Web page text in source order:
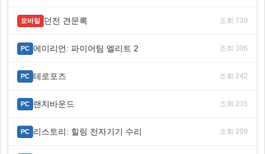
모바일 던전 견문록 조회 739
PC 에이리언: 파이어팀 엘리트 2 조회 306
PC 테로포즈 조회 242
PC 랜치바운드 조회 235
PC 리스토리: 힐링 전자기기 수리 조회 209